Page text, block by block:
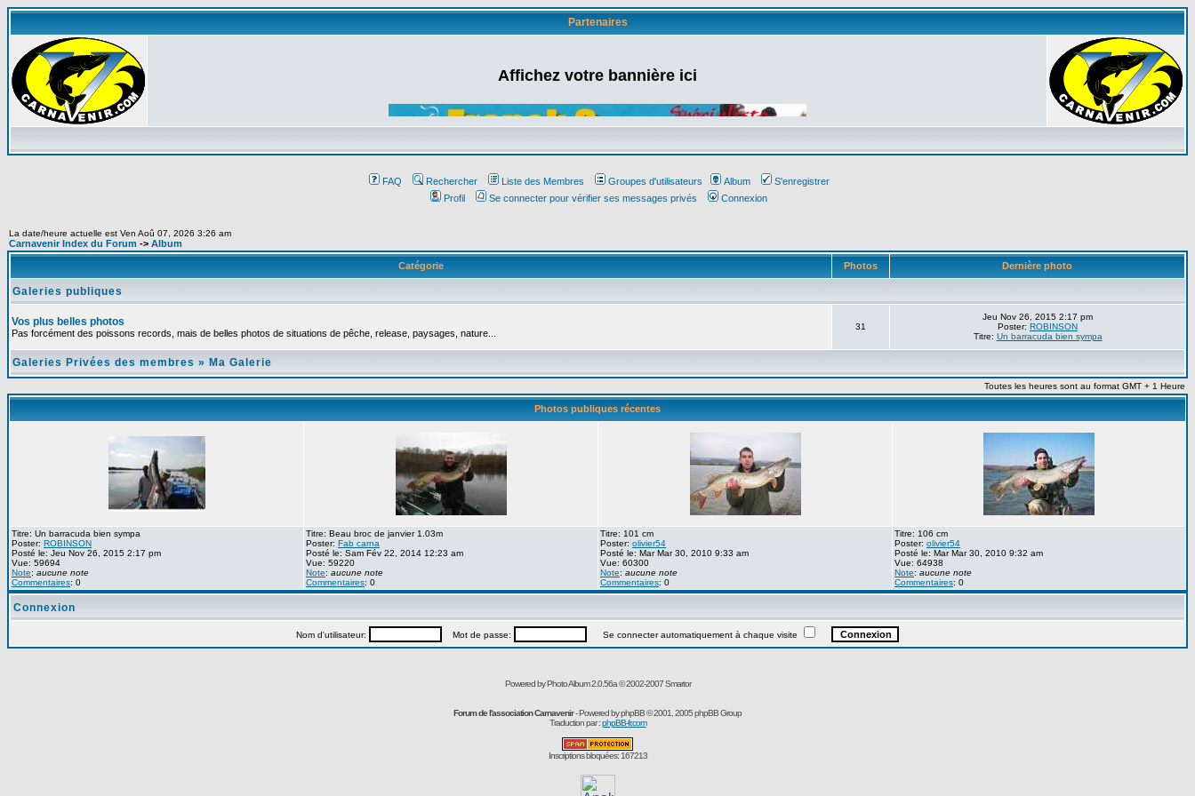
Partenaires
Affichez votre bannière ici
FAQ Rechercher Liste des Membres Groupes d'utilisateurs Album
S'enregistrer
Profil
Se connecter pour vérifier ses messages privés Connexion
La date/heure actuelle est Ven Aoû 07, 2026 3:26 am
Carnavenir Index du Forum -> Album
Catégorie Photos Dernière photo
Galeries publiques
Vos plus belles photos
Pas forcément des poissons records, mais de belles photos de situations de pêche, release, paysages, nature...
31
Jeu Nov 26, 2015 2:17 pm
Poster: ROBINSON
Titre: Un barracuda bien sympa
Galeries Privées des membres » Ma Galerie
Toutes les heures sont au format GMT + 1 Heure
Photos publiques récentes
Titre: Un barracuda bien sympa
Poster: ROBINSON
Posté le: Jeu Nov 26, 2015 2:17 pm
Vue: 59694
Note: aucune note
Commentaires: 0
Titre: Beau broc de janvier 1.03m
Poster: Fab carna
Posté le: Sam Fév 22, 2014 12:23 am
Vue: 59220
Note: aucune note
Commentaires: 0
Titre: 101 cm
Poster: olivier54
Posté le: Mar Mar 30, 2010 9:33 am
Vue: 60300
Note: aucune note
Commentaires: 0
Titre: 106 cm
Poster: olivier54
Posté le: Mar Mar 30, 2010 9:32 am
Vue: 64938
Note: aucune note
Commentaires: 0
Connexion
Nom d'utilisateur: Mot de passe: Se connecter automatiquement à chaque visite
Powered by Photo Album 2.0.56a © 2002-2007Smartor
Forum de l'association Carnavenir- Powered byphpBB© 2001, 2005 phpBB Group
Traduction par :phpBB-fr.com
Inscriptions bloquées: 167213